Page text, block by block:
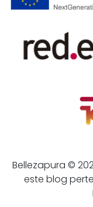
Bellezapura ©
este blog